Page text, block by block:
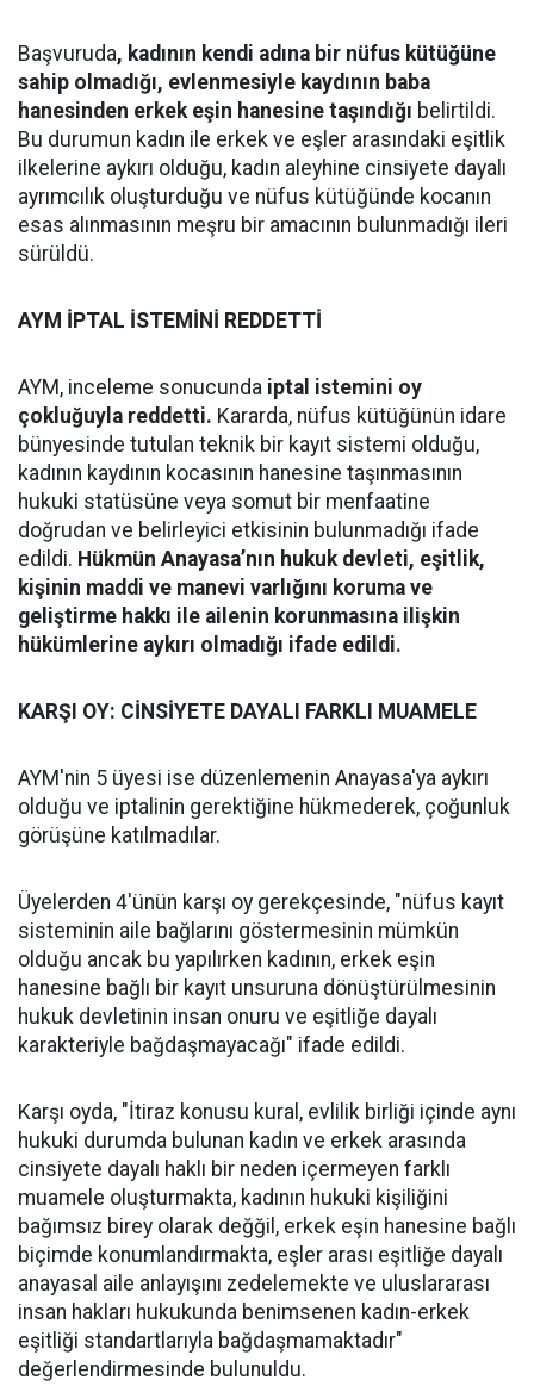
Başvuruda, kadının kendi adına bir nüfus kütüğüne
sahip olmadığı, evlenmesiyle kaydının baba
hanesinden erkek eşin hanesine taşındığı belirtildi.
Bu durumun kadın ile erkek ve eşler arasındaki eşitlik
ilkelerine aykırı olduğu, kadın aleyhine cinsiyete dayalı
ayrımcılık oluşturduğu ve nüfus kütüğünde kocanın
esas alınmasının meşru bir amacının bulunmadığı ileri
sürüldü.
AYM İPTAL İSTEMİNİ REDDETTİ
AYM, inceleme sonucunda iptal istemini oy
çokluğuyla reddetti. Kararda, nüfus kütüğünün idare
bünyesinde tutulan teknik bir kayıt sistemi olduğu,
kadının kaydının kocasının hanesine taşınmasının
hukuki statüsüne veya somut bir menfaatine
doğrudan ve belirleyici etkisinin bulunmadığı ifade
edildi. Hükmün Anayasa’nın hukuk devleti, eşitlik,
kişinin maddi ve manevi varlığını koruma ve
geliştirme hakkı ile ailenin korunmasına ilişkin
hükümlerine aykırı olmadığı ifade edildi.
KARŞI OY: CİNSİYETE DAYALI FARKLI MUAMELE
AYM'nin 5 üyesi ise düzenlemenin Anayasa'ya aykırı
olduğu ve iptalinin gerektiğine hükmederek, çoğunluk
görüşüne katılmadılar.
Üyelerden 4'ünün karşı oy gerekçesinde, "nüfus kayıt
sisteminin aile bağlarını göstermesinin mümkün
olduğu ancak bu yapılırken kadının, erkek eşin
hanesine bağlı bir kayıt unsuruna dönüştürülmesinin
hukuk devletinin insan onuru ve eşitliğe dayalı
karakteriyle bağdaşmayacağı" ifade edildi.
Karşı oyda, "İtiraz konusu kural, evlilik birliği içinde aynı
hukuki durumda bulunan kadın ve erkek arasında
cinsiyete dayalı haklı bir neden içermeyen farklı
muamele oluşturmakta, kadının hukuki kişiliğini
bağımsız birey olarak değğil, erkek eşin hanesine bağlı
biçimde konumlandırmakta, eşler arası eşitliğe dayalı
anayasal aile anlayışını zedelemekte ve uluslararası
insan hakları hukukunda benimsenen kadın-erkek
eşitliği standartlarıyla bağdaşmamaktadır"
değerlendirmesinde bulunuldu.